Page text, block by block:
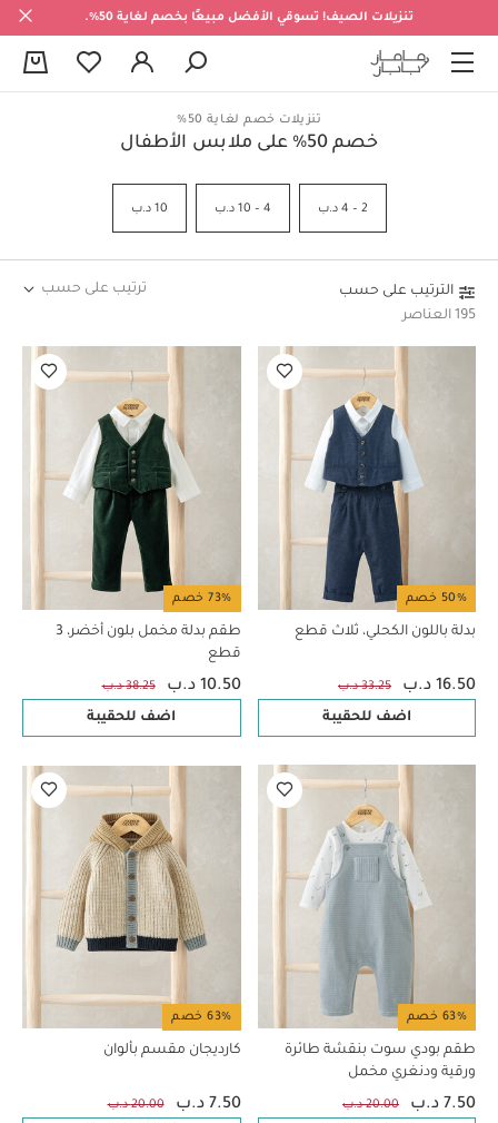
تنزيلات الصيف! تسوقي الأفضل مبيعًا بخصم لغاية 50%.
تنزيلات خصم لغاية 50%
خصم 50% على ملابس الأطفال
2 – 4 د.ب 4 – 10 د.ب 10 د.ب
الترتيب على حسب
195 العناصر
ترتيب على حسب
50% خصم
بدلة باللون الكحلي، ثلاث قطع
16.50 د.ب 33.25 د.ب
اضف للحقيبة
73% خصم
طقم بدلة مخمل بلون أخضر، 3
قطع
10.50 د.ب 38.25 د.ب
اضف للحقيبة
63% خصم
طقم بودي سوت بنقشة طائرة
ورقية ودنغري مخمل
7.50 د.ب 20.00 د.ب
63% خصم
كارديجان مقسم بألوان
7.50 د.ب 20.00 د.ب